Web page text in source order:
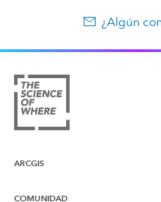
¿Algún
ARCGIS
COMUNIDAD